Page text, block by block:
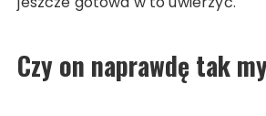
Czy on naprawdę tak